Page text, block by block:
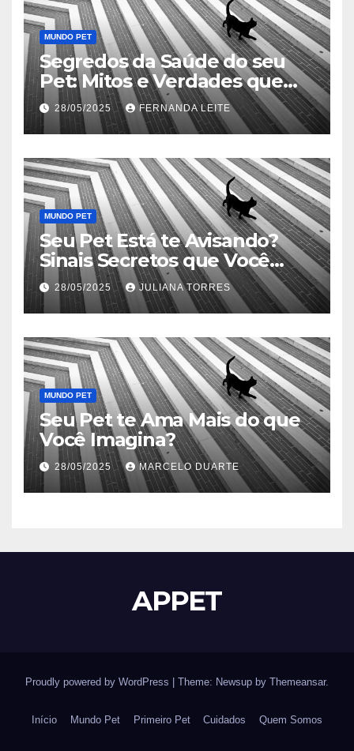
MUNDO PET
Segredos da Saúde do seu
Pet: Mitos e Verdades que
Podem Salvar sua Vida
28/05/2025 FERNANDA LEITE
MUNDO PET
Seu Pet Está te Avisando?
Sinais Secretos que Você
Precisa Conhecer
28/05/2025 JULIANA TORRES
MUNDO PET
Seu Pet te Ama Mais do que
Você Imagina?
28/05/2025 MARCELO DUARTE
APPET
Proudly powered by WordPress Theme: Newsup by Themeansar.
Início Mundo Pet Primeiro Pet Cuidados Quem Somos